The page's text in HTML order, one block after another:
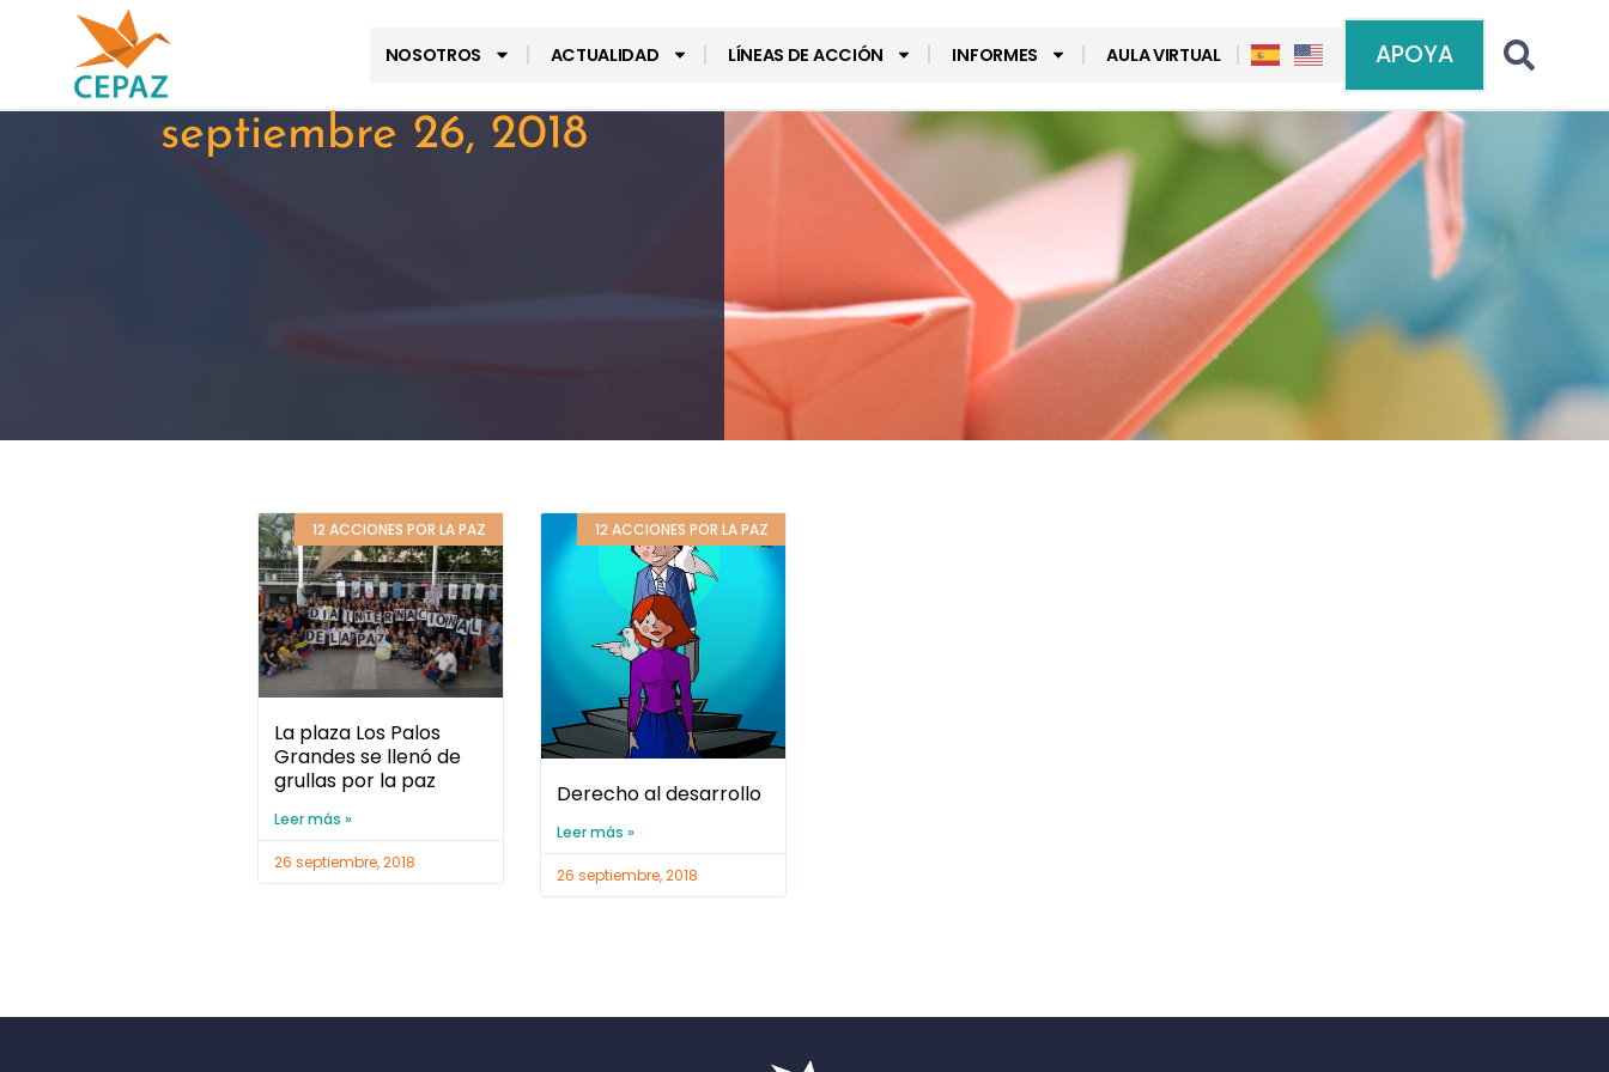
NOSOTROS ACTUALIDAD LÍNEAS DE ACCIÓN INFORMES AULA VIRTUAL APOYA
septiembre 26, 2018
12 ACCIONES POR LA PAZ
La plaza Los Palos
Grandes se llenó de
grullas por la paz
Leer más »
26 septiembre, 2018
12 ACCIONES POR LA PAZ
Derecho al desarrollo
Leer más »
26 septiembre, 2018